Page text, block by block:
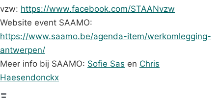
vzw: https://www.facebook.com/STAANvzw
Website event SAAMO:
https://www.saamo.be/agenda-item/werkomlegging-
antwerpen/
Meer info bij SAAMO: Sofie Sas en Chris
Haesendonckx